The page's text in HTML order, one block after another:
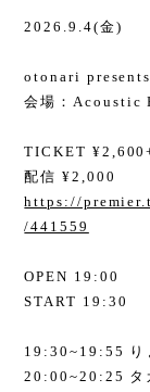
2026.9.4(金)
otonari
会場：Acoustic
TICKET
配信 ¥2,000
https://
/441559
OPEN 19:00
START 19:30
19:30~19:55 り
20:00~20:25 タ